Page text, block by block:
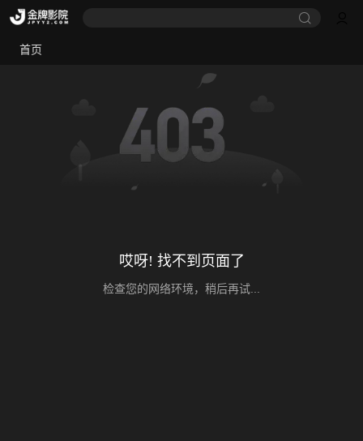
首页
哎呀! 找不到页面了
检查您的网络环境，稍后再试...